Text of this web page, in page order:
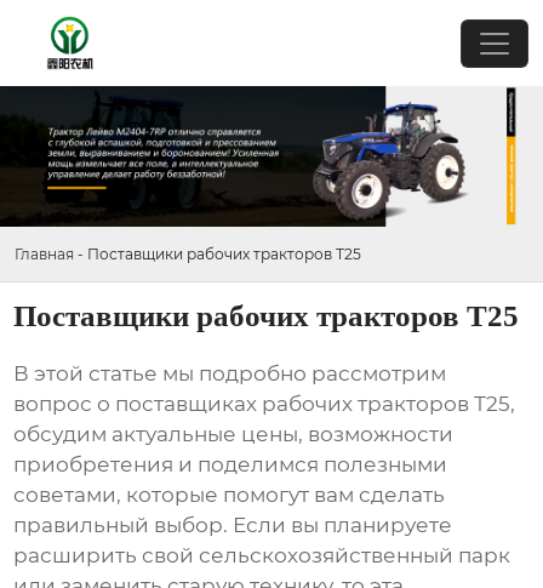
Главная - Поставщики рабочих тракторов Т25
Поставщики рабочих тракторов Т25
В этой статье мы подробно рассмотрим
вопрос о поставщиках рабочих тракторов Т25,
обсудим актуальные цены, возможности
приобретения и поделимся полезными
советами, которые помогут вам сделать
правильный выбор. Если вы планируете
расширить свой сельскохозяйственный парк